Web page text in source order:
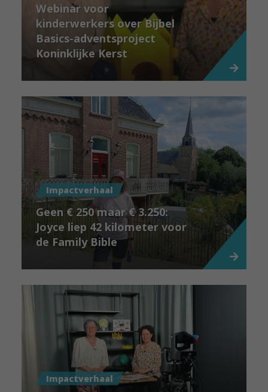
Webinar voor
kinderwerkers over Bijbel
Basics-adventsproject
Koninklijke Kerst
Impactverhaal
Geen € 250 maar € 3.250:
Joyce liep 42 kilometer voor
de Family Bible
Impactverhaal